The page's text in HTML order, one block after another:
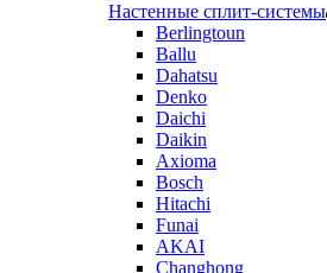
Настенные сплит-системы
Berlingtoun
Ballu
Dahatsu
Denko
Daichi
Daikin
Axioma
Bosch
Hitachi
Funai
AKAI
Changhong